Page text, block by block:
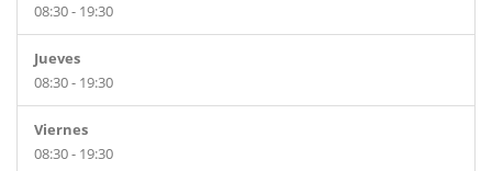
08:30 - 19:30
Jueves
08:30 - 19:30
Viernes
08:30 - 19:30